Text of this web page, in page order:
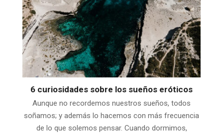
6 curiosidades sobre los sueños eróticos
Aunque no recordemos nuestros sueños, todos
soñamos; y además lo hacemos con más frecuencia
de lo que solemos pensar. Cuando dormimos,